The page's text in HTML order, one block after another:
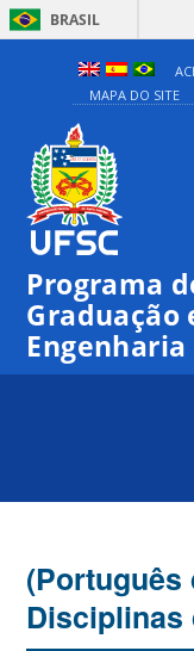
BRASIL
MAPA DO SITE
Programa
Graduação
(Português
Disciplinas